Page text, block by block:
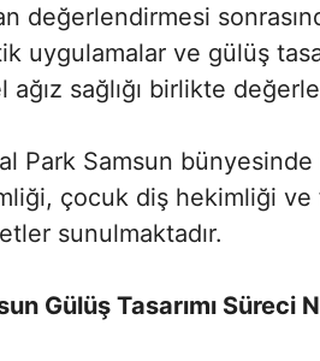
değerlendirmesi
uygulamalar ve gülüş
ağız sağlığı birlikte
Park Samsun
çocuk diş hekimliği ve
sunulmaktadır.
Gülüş Tasarımı Süreci